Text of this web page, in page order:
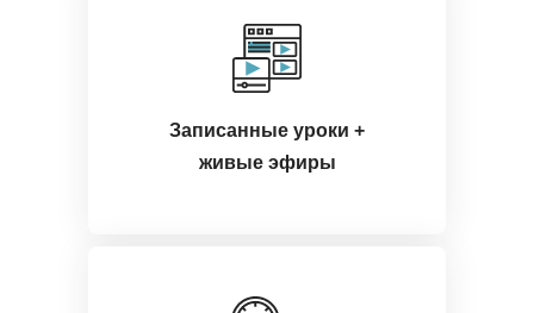
Записанные уроки +
живые эфиры